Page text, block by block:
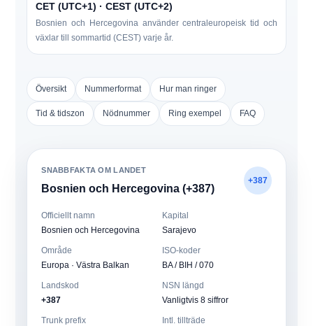
CET (UTC+1) · CEST (UTC+2)
Bosnien och Hercegovina använder centraleuropeisk tid och
växlar till sommartid (CEST) varje år.
Översikt Nummerformat Hur man ringer
Tid & tidszon Nödnummer Ring exempel FAQ
SNABBFAKTA OM LANDET
Bosnien och Hercegovina (+387)
+387
Officiellt namn
Bosnien och Hercegovina
Kapital
Sarajevo
Område
Europa · Västra Balkan
ISO-koder
BA / BIH / 070
Landskod
+387
NSN längd
Vanligtvis 8 siffror
Trunk prefix
Intl. tillträde